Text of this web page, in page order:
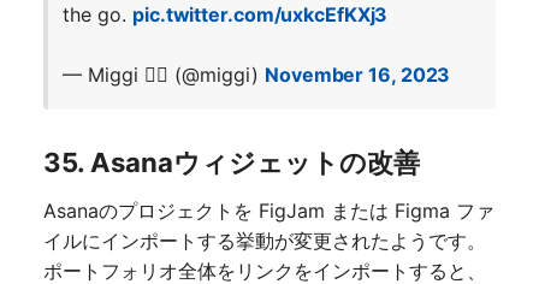
the go. pic.twitter.com/uxkcEfKXj3
— Miggi ✌🏽 (@miggi) November 16, 2023
35. Asanaウィジェットの改善
Asanaのプロジェクトを FigJam または Figma ファ
イルにインポートする挙動が変更されたようです。
ポートフォリオ全体をリンクをインポートすると、